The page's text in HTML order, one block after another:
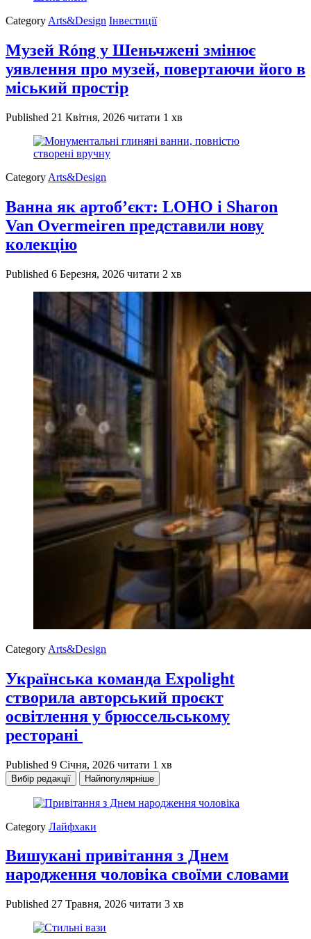
Category Arts&Design Інвестиції
Музей Róng у Шеньчжені змінює
уявлення про музей, повертаючи його в
міський простір
Published 21 Квітня, 2026 читати 1 хв
Category Arts&Design
Ванна як артоб’єкт: LOHO і Sharon
Van Overmeiren представили нову
колекцію
Published 6 Березня, 2026 читати 2 хв
Category Arts&Design
Українська команда Expolight
створила авторський проєкт
освітлення у брюссельському
ресторані
Published 9 Січня, 2026 читати 1 хв
Вибір редакції Найпопулярніше
Category Лайфхаки
Вишукані привітання з Днем
народження чоловіка своїми словами
Published 27 Травня, 2026 читати 3 хв